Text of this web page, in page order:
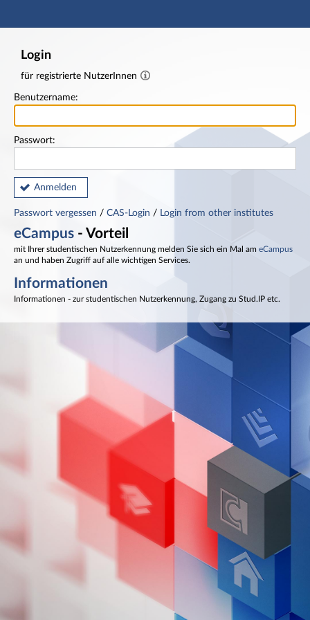
Hauptnavigation
Login
für registrierte NutzerInnen
Benutzername:
Passwort:
Anmelden
Passwort vergessen / CAS-Login / Login from other institutes
eCampus - Vorteil
mit Ihrer studentischen Nutzerkennung melden Sie sich ein Mal am eCampus
an und haben Zugriff auf alle wichtigen Services.
Informationen
Informationen - zur studentischen Nutzerkennung, Zugang zu Stud.IP etc.